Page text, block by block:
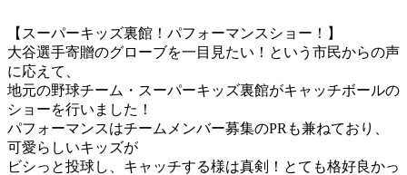
【スーパーキッズ裏館！パフォーマンスショー！】
大谷選手寄贈のグローブを一目見たい！という市民からの声
に応えて、
地元の野球チーム・スーパーキッズ裏館がキャッチボールの
ショーを行いました！
パフォーマンスはチームメンバー募集のPRも兼ねており、
可愛らしいキッズが
ビシっと投球し、キャッチする様は真剣！とても格好良かっ